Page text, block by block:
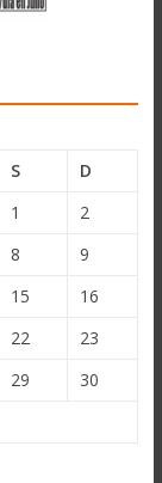
S
D
1
2
8
9
15
16
22
23
29
30